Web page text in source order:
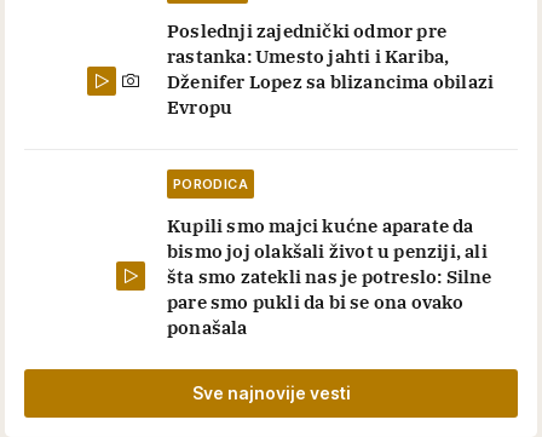
Poslednji zajednički odmor pre
rastanka: Umesto jahti i Kariba,
Dženifer Lopez sa blizancima obilazi
Evropu
PORODICA
Kupili smo majci kućne aparate da
bismo joj olakšali život u penziji, ali
šta smo zatekli nas je potreslo: Silne
pare smo pukli da bi se ona ovako
ponašala
Sve najnovije vesti